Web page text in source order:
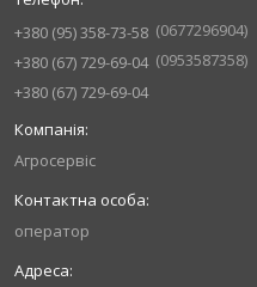
+380 (95) 358-73-58
0677296904
+380 (67) 729-69-04
0953587358
+380 (67) 729-69-04
Агросервіс
оператор